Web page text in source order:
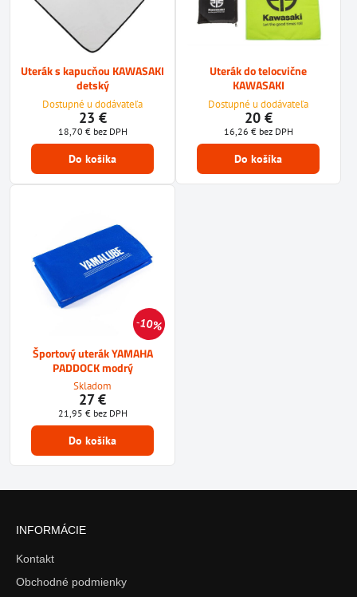
Uterák s kapucňou KAWASAKI
detský
Dostupné u dodávateľa
23 €
18,70 € bez DPH
Do košíka
Uterák do telocvične
KAWASAKI
Dostupné u dodávateľa
20 €
16,26 € bez DPH
Do košíka
10%
Športový uterák YAMAHA
PADDOCK modrý
Skladom
27 €
21,95 € bez DPH
Do košíka
INFORMÁCIE
Kontakt
Obchodné podmienky